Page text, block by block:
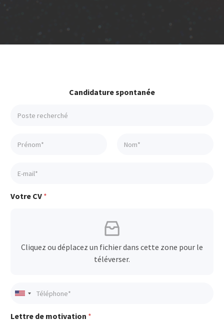
Candidature spontanée
Votre CV *
Cliquez ou déplacez un fichier dans cette zone pour le
téléverser.
U
i
Lettre de motivation *